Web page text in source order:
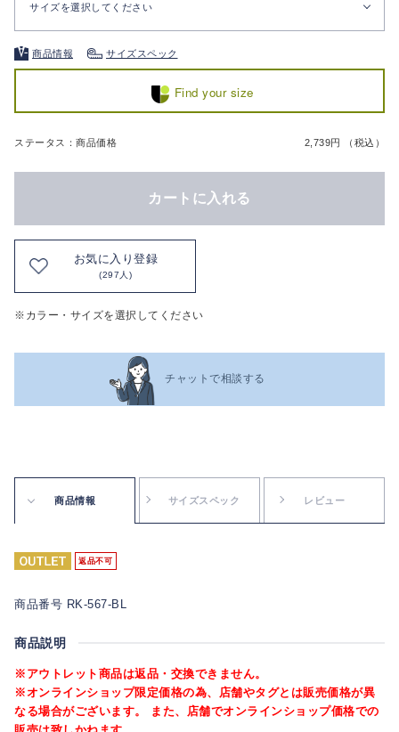
サイズを選択してください
商品情報 サイズスペック
Find your size
ステータス：商品価格 2,739円 （税込）
カートに入れる
お気に入り登録
(297人)
※カラー・サイズを選択してください
チャットで相談する
商品情報 サイズスペック レビュー
返品不可
商品番号 RK-567-BL
商品説明
※アウトレット商品は返品・交換できません。
※オンラインショップ限定価格の為、店舗やタグとは販売価格が異
なる場合がございます。 また、店舗でオンラインショップ価格での
販売は致しかねます。